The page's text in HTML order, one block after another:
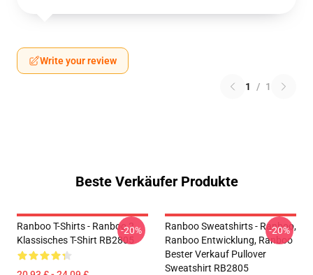
Write your review
1 / 1
Beste Verkäufer Produkte
Ranboo T-Shirts - Ranboo 2
Klassisches T-Shirt RB2805
-20%
Ranboo Sweatshirts - Ranboo,
Ranboo Entwicklung, Ranboo
Bester Verkauf Pullover
Sweatshirt RB2805
-20%